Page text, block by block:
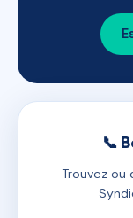
📞
Trouvez ou